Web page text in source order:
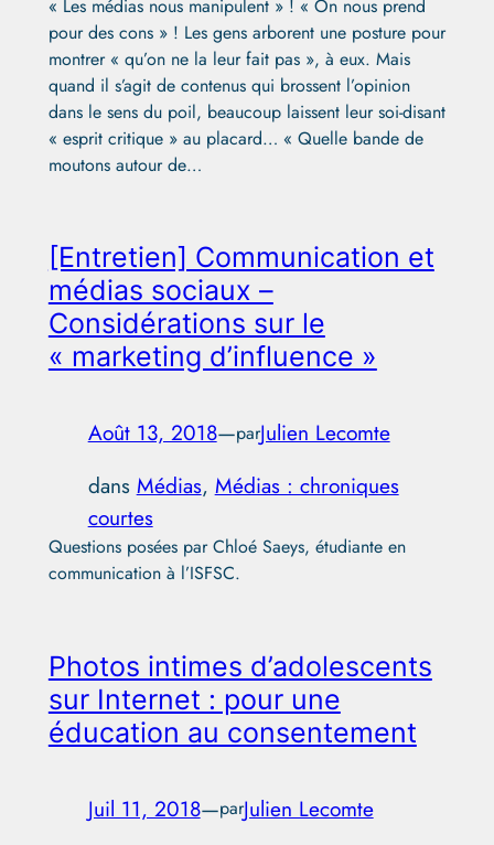
« Les médias nous manipulent » ! « On nous prend
pour des cons » ! Les gens arborent une posture pour
montrer « qu’on ne la leur fait pas », à eux. Mais
quand il s’agit de contenus qui brossent l’opinion
dans le sens du poil, beaucoup laissent leur soi-disant
« esprit critique » au placard… « Quelle bande de
moutons autour de…
[Entretien] Communication et
médias sociaux –
Considérations sur le
« marketing d’influence »
Août 13, 2018—parJulien Lecomte
dans Médias, Médias : chroniques
courtes
Questions posées par Chloé Saeys, étudiante en
communication à l’ISFSC.
Photos intimes d’adolescents
sur Internet : pour une
éducation au consentement
Juil 11, 2018—parJulien Lecomte